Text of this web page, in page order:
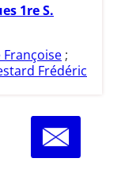
1re S.
Françoise ;
Frédéric